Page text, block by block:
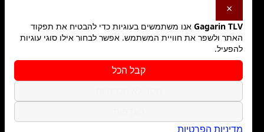
מדיניות פרטיות
תקנון האתר
×
Gagarin TLV אנו משתמשים בעוגיות כדי להבטיח את תפקוד
האתר ולשפר את חוויית המשתמש. אפשר לבחור אילו סוגי עוגיות
להפעיל.
קבל הכל
מדיניות הפרטיות